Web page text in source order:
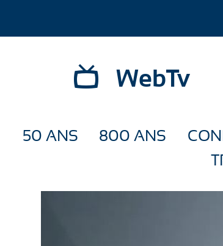
WebTv
50 ANS 800 ANS